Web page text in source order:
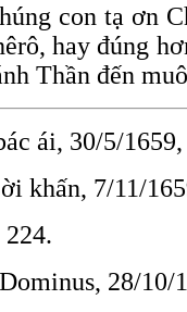
con tạ ơn
hay đúng
Thần đến
ái, 30/5/
khấn, 7/11/
28/10/